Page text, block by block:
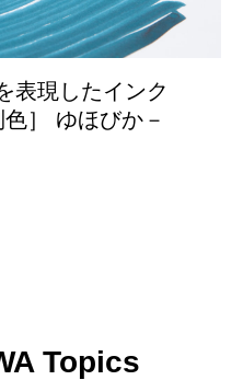
表現したインク
］ ゆほびか－
Topics